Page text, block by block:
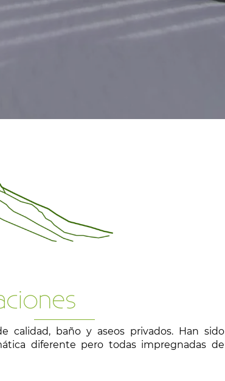
calidad, baño y aseos privados. Han sido
diferente pero todas impregnadas de